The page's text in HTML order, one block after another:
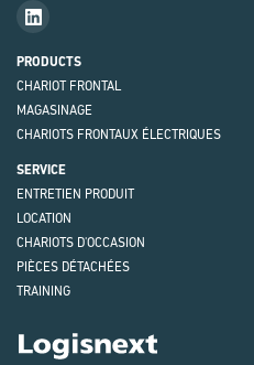
PRODUCTS
CHARIOT FRONTAL
MAGASINAGE
CHARIOTS FRONTAUX ÉLECTRIQUES
SERVICE
ENTRETIEN PRODUIT
LOCATION
CHARIOTS D'OCCASION
PIÈCES DÉTACHÉES
TRAINING